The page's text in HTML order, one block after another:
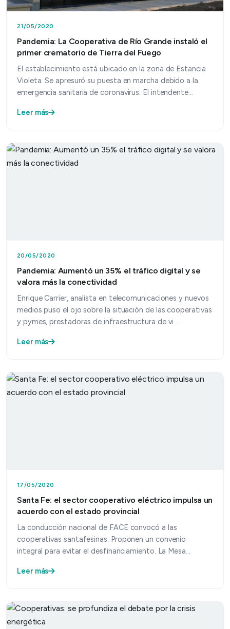
21/05/2020
Pandemia: La Cooperativa de Río Grande instaló el
primer crematorio de Tierra del Fuego
El establecimiento está ubicado en la zona de Estancia
Violeta. Se apresuró su puesta en marcha debido a la
emergencia sanitaria de coronavirus. El intendente…
Leer más
20/05/2020
Pandemia: Aumentó un 35% el tráfico digital y se
valora más la conectividad
Enrique Carrier, analista en telecomunicaciones y nuevos
medios puso el ojo sobre la situación de las cooperativas
y pymes, prestadoras de infraestructura de vi…
Leer más
17/05/2020
Santa Fe: el sector cooperativo eléctrico impulsa un
acuerdo con el estado provincial
La conducción nacional de FACE convocó a las
cooperativas santafesinas. Proponen un convenio
integral para evitar el desfinanciamiento. La Mesa
Leer más